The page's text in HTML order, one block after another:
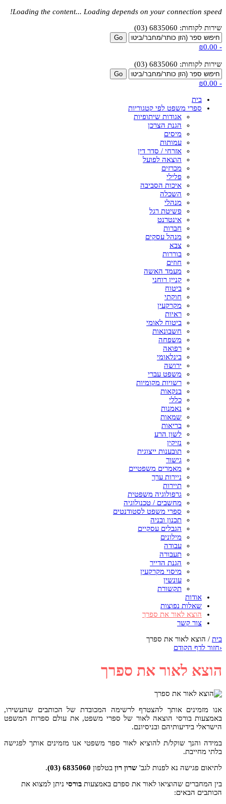
Loading the content... Loading depends on your connection speed!
שירות לקוחות: 6835060 (03)
-
₪0.00
שירות לקוחות: 6835060 (03)
-
₪0.00
בית
ספרי משפט לפי קטגוריות
אגודות שיתופיות
הגנת הצרכן
מיסים
עמותות
אזרחי / סדר דין
הוצאה לפועל
מכרזים
פלילי
איכות הסביבה
השכלה
מנהלי
פשיטת רגל
אינטרנט
חברות
מנהל עסקים
צבא
בוררות
חוזים
מעמד האשה
קניין רוחני
ביטוח
חוקתי
מקרקעין
ראיות
ביטוח לאומי
חשבונאות
משפחה
רפואה
בינלאומי
ירושה
משפט עברי
רשויות מקומיות
בנקאות
כללי
נאמנות
שמאות
בריאות
לשון הרע
נזיקין
תובענות ייצוגית
גישור
מאמרים משפטיים
ניירות ערך
תיירות
גרפולוגיה משפטית
מחשבים / טכנולוגיה
ספרי משפט לסטודנטים
תכנון ובניה
הגבלים עסקיים
מילונים
עבודה
תעבורה
הגנת הדייר
מיסוי מקרקעין
עונשין
תקשורת
אודות
שאלות נפוצות
הוצא לאור את ספרך
צור קשר
בית / הוצא לאור את ספרך
‹חזור לדף הקודם
הוצא לאור את ספרך
אנו מזמינים אותך להצטרף לרשימה המכובדת של הכותבים שהעשירו,
באמצעות בורסי הוצאה לאור של ספרי משפט, את עולם ספרות המשפט
הישראלי בידיעותיהם ובניסיונם.
במידה והנך שוקל/ת להוציא לאור ספר משפטי אנו מזמינים אותך לפגישה
בלתי מחייבת.
לתיאום פגישה נא לפנות לגב' שרון רון בטלפון 6835060 (03)
.
בין המחברים שהוציאו לאור את ספרם באמצעות בורסי ניתן למצוא את
הכותבים הבאים: